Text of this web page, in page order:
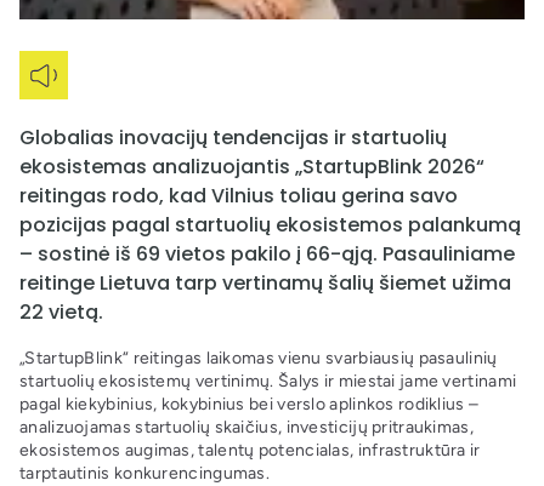
Globalias inovacijų tendencijas ir startuolių
ekosistemas analizuojantis „StartupBlink 2026“
reitingas rodo, kad Vilnius toliau gerina savo
pozicijas pagal startuolių ekosistemos palankumą
– sostinė iš 69 vietos pakilo į 66-ąją. Pasauliniame
reitinge Lietuva tarp vertinamų šalių šiemet užima
22 vietą.
„StartupBlink“ reitingas laikomas vienu svarbiausių pasaulinių
startuolių ekosistemų vertinimų. Šalys ir miestai jame vertinami
pagal kiekybinius, kokybinius bei verslo aplinkos rodiklius –
analizuojamas startuolių skaičius, investicijų pritraukimas,
ekosistemos augimas, talentų potencialas, infrastruktūra ir
tarptautinis konkurencingumas.